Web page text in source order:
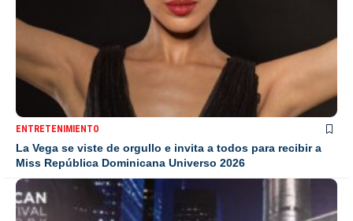
ENTRETENIMIENTO
La Vega se viste de orgullo e invita a todos para recibir a
Miss República Dominicana Universo 2026